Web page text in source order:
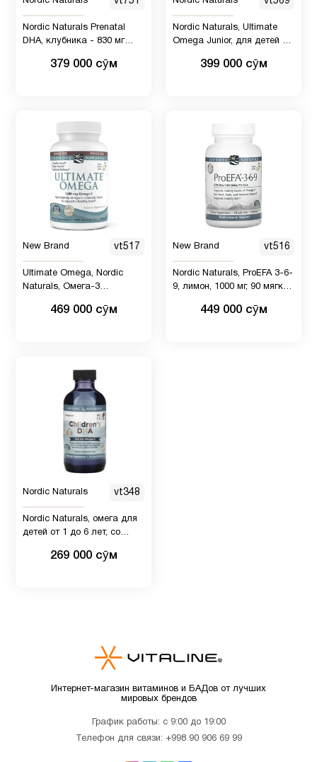
Nordic Naturals Prenatal
DHA, клубника - 830 мг
D3-90 в мягких гелях -
срок годности 06/2028
379 000 сӯм
Nordic Naturals, Ultimate
Omega Junior, для детей от
клубники, 340 мг, 90 мини-
399 000 сӯм
New Brand vt517
Ultimate Omega, Nordic
Naturals, Омега-3
лимона, 1280 мг, 60 гелевых469 000 сӯм
New Brand vt516
Nordic Naturals, ProEFA 3-6-
9, лимон, 1000 мг, 90 мягких
449 000 сӯм
Nordic Naturals vt348
Nordic Naturals, омега для
детей от 1 до 6 лет, со
119 мл269 000 сӯм
Интернет-магазин витаминов и БАДов от лучших
мировых брендов
График работы: с 9:00 до 19:00
Телефон для связи: +998 90 906 69 99